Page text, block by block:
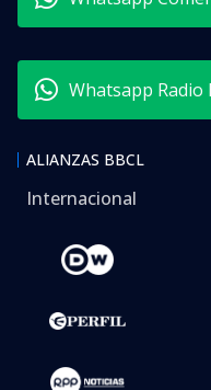
Whatsapp Radio
ALIANZAS BBCL
Internacional